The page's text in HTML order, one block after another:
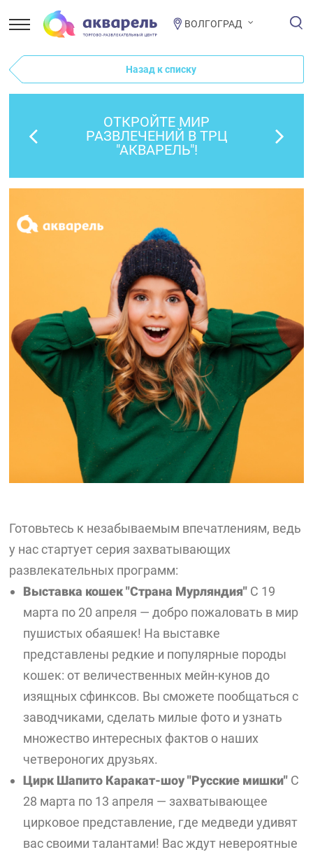
ВОЛГОГРАД
Назад к списку
ОТКРОЙТЕ МИР
РАЗВЛЕЧЕНИЙ В ТРЦ
"АКВАРЕЛЬ"!
Готовьтесь к незабываемым впечатлениям, ведь
у нас стартует серия захватывающих
развлекательных программ:
Выставка кошек "Страна Мурляндия" С 19
марта по 20 апреля — добро пожаловать в мир
пушистых обаяшек! На выставке
представлены редкие и популярные породы
кошек: от величественных мейн-кунов до
изящных сфинксов. Вы сможете пообщаться с
заводчиками, сделать милые фото и узнать
множество интересных фактов о наших
четвероногих друзьях.
Цирк Шапито Каракат-шоу "Русские мишки" С
28 марта по 13 апреля — захватывающее
цирковое представление, где медведи удивят
вас своими талантами! Вас ждут невероятные